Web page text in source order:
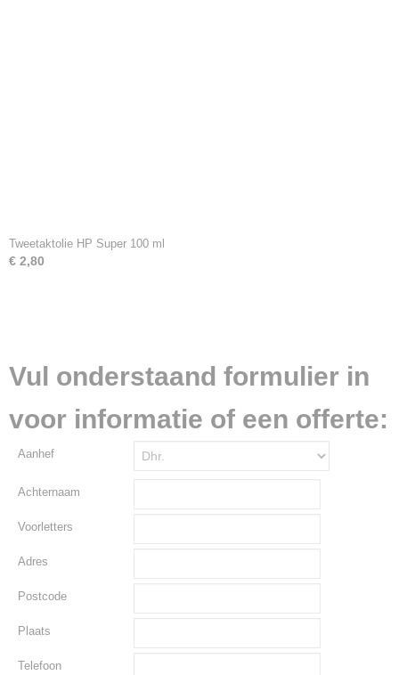
Tweetaktolie HP Super 100 ml
€ 2,80
Vul onderstaand formulier in
voor informatie of een offerte:
Aanhef
Achternaam
Voorletters
Adres
Postcode
Plaats
Telefoon